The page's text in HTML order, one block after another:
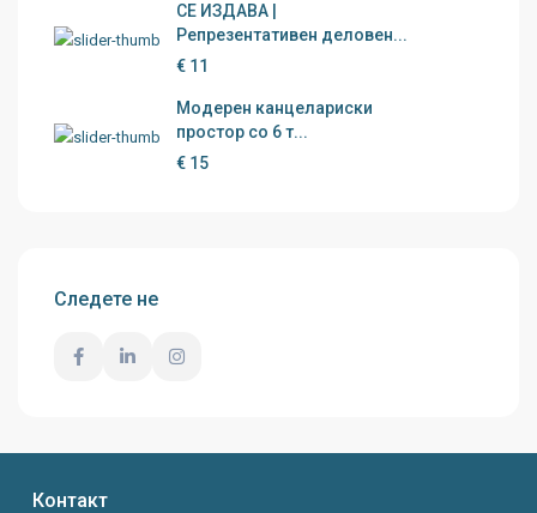
СЕ ИЗДАВА |
Репрезентативен деловен...
€ 11
Модерен канцелариски
простор со 6 т...
€ 15
Следете не
Контакт